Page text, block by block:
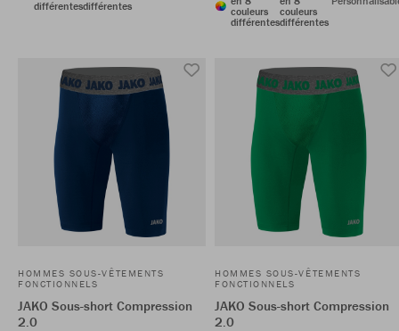
différentesdifférentes
couleurs
différentes
couleurs
différentes
HOMMES SOUS-VÊTEMENTS
FONCTIONNELS
JAKO Sous-short Compression
2.0
HOMMES SOUS-VÊTEMENTS
FONCTIONNELS
JAKO Sous-short Compression
2.0